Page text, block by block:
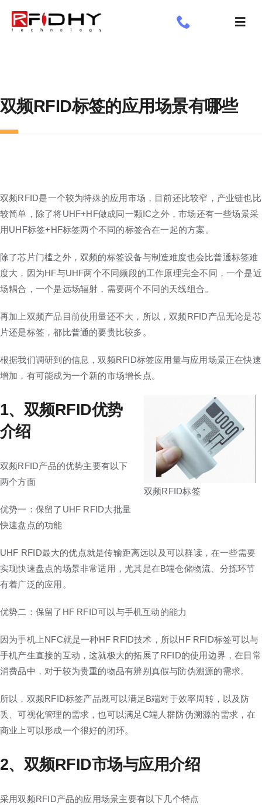
切
新闻专栏
双频RFID标签的应用场景有哪些
双频RFID是一个较为特殊的应用市场，目前还比较窄，产业链也比
较简单，除了将UHF+HF做成同一颗IC之外，市场还有一些场景采
用UHF标签+HF标签两个不同的标签合在一起的方案。
除了芯片门槛之外，双频的标签设备与制造难度也会比普通标签难
度大，因为HF与UHF两个不同频段的工作原理完全不同，一个是近
场耦合，一个是远场辐射，需要两个不同的天线组合。
再加上双频产品目前使用量还不大，所以，双频RFID产品无论是芯
片还是标签，都比普通的要贵比较多。
根据我们调研到的信息，双频RFID标签应用量与应用场景正在快速
增加，有可能成为一个新的市场增长点。
双频RFID标签
1、双频RFID优势
介绍
双频RFID产品的优势主要有以下
两个方面
优势一：保留了UHF RFID大批量
快速盘点的功能
UHF RFID最大的优点就是传输距离远以及可以群读，在一些需要
实现快速盘点的场景非常适用，尤其是在B端仓储物流、分拣环节
有着广泛的应用。
优势二：保留了HF RFID可以与手机互动的能力
因为手机上NFC就是一种HF RFID技术，所以HF RFID标签可以与
手机产生直接的互动，这就极大的拓展了RFID的使用边界，在日常
消费品中，对于较为贵重的物品有辨别真假与防伪溯源的需求。
所以，双频RFID标签产品既可以满足B端对于效率周转，以及防
丢、可视化管理的需求，也可以满足C端人群防伪溯源的需求，在
商业上可以形成一个很好的闭环。
2、双频RFID市场与应用介绍
采用双频RFID产品的应用场景主要有以下几个特点